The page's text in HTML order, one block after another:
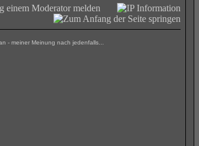
- meiner Meinung nach jedenfalls...